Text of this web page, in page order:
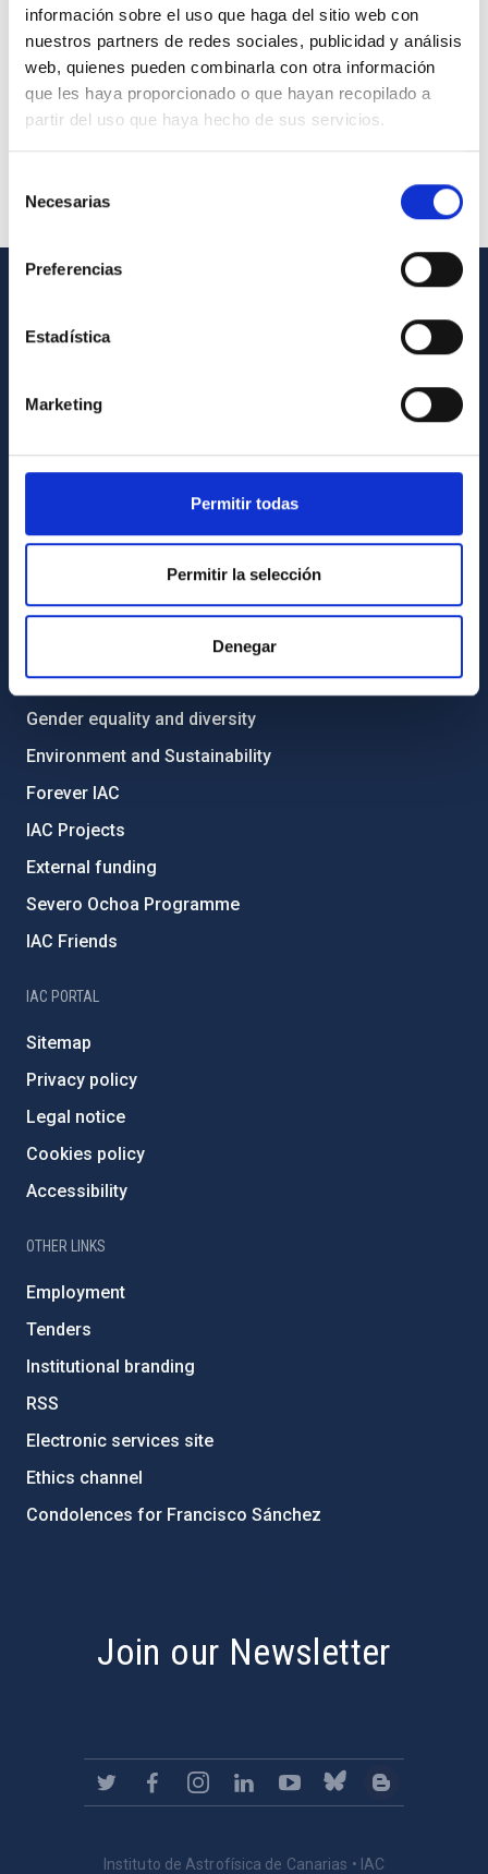
información sobre el uso que haga del sitio web con
nuestros partners de redes sociales, publicidad y análisis
web, quienes pueden combinarla con otra información
que les haya proporcionado o que hayan recopilado a
partir del uso que haya hecho de sus servicios.
Necesarias
Preferencias
Estadística
Marketing
Permitir todas
Permitir la selección
Denegar
How to get to the IAC
Library
Legislation
Code of ethics and anti-fraud policy
Gender equality and diversity
Environment and Sustainability
Forever IAC
IAC Projects
External funding
Severo Ochoa Programme
IAC Friends
IAC PORTAL
Sitemap
Privacy policy
Legal notice
Cookies policy
Accessibility
OTHER LINKS
Employment
Tenders
Institutional branding
RSS
Electronic services site
Ethics channel
Condolences for Francisco Sánchez
Join our Newsletter
Instituto de Astrofísica de Canarias • IAC